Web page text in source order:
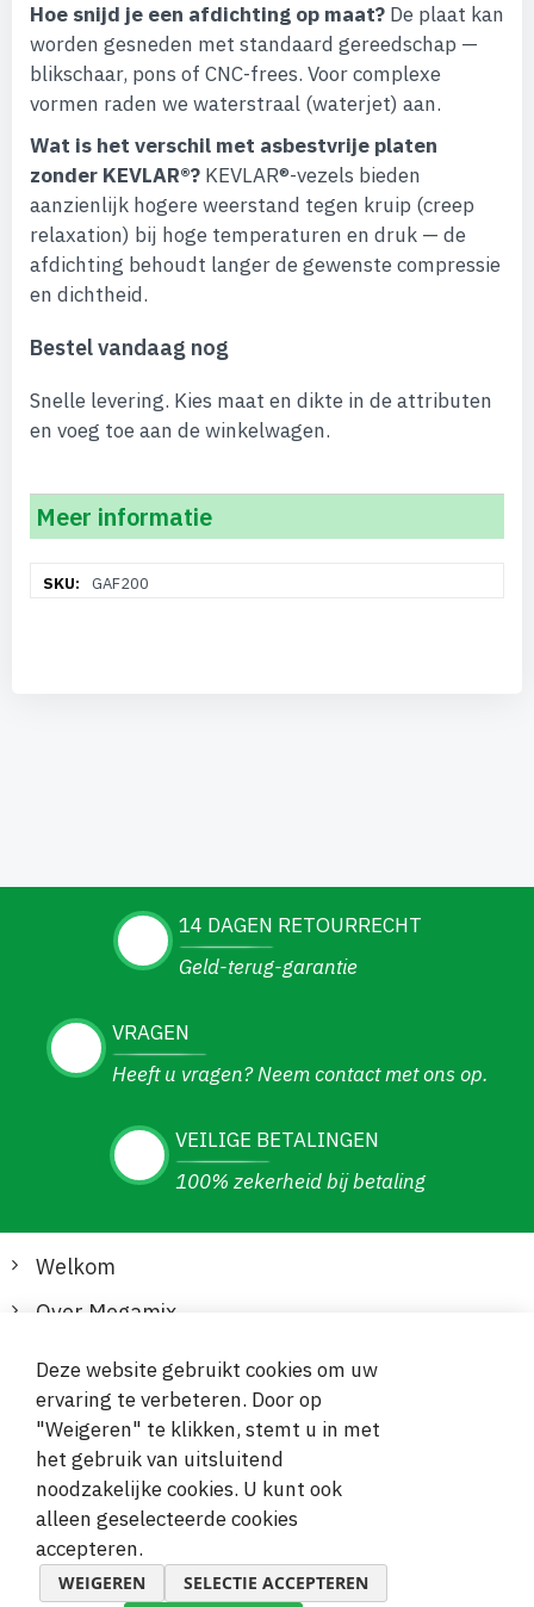
Hoe snijd je een afdichting op maat? De plaat kan
worden gesneden met standaard gereedschap —
blikschaar, pons of CNC-frees. Voor complexe
vormen raden we waterstraal (waterjet) aan.
Wat is het verschil met asbestvrije platen
zonder KEVLAR®? KEVLAR®-vezels bieden
aanzienlijk hogere weerstand tegen kruip (creep
relaxation) bij hoge temperaturen en druk — de
afdichting behoudt langer de gewenste compressie
en dichtheid.
Bestel vandaag nog
Snelle levering. Kies maat en dikte in de attributen
en voeg toe aan de winkelwagen.
Meer informatie
informatieGAF200
14 DAGEN RETOURRECHT
Geld-terug-garantie
VRAGEN
Heeft u vragen? Neem contact met ons op.
VEILIGE BETALINGEN
100% zekerheid bij betaling
Welkom
Over Megamix
Informatie
Klantenservice
Veilige en gemakkelijke betalingen
Deze website gebruikt cookies om uw
ervaring te verbeteren. Door op
"Weigeren" te klikken, stemt u in met
het gebruik van uitsluitend
noodzakelijke cookies. U kunt ook
alleen geselecteerde cookies
accepteren.
WEIGEREN SELECTIE ACCEPTEREN